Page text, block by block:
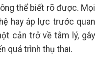
thể biết rõ được. Mọi
hay áp lực trước quan
cản trở về tâm lý, gây
quá trình thụ thai.